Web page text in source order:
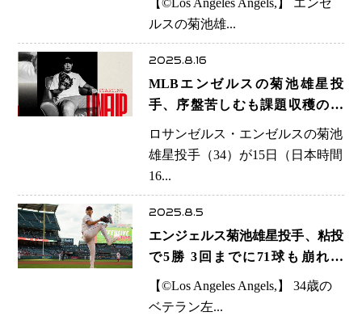
【©️Los Angeles Angels,】 エンゼ
ルスの菊池雄...
2025.8.16
MLBエンゼルスの菊池雄星投
手、序盤苦しむも課題収穫の登
板 次回への修正に意欲
ロサンゼルス・エンゼルスの菊池
雄星投手（34）が15日（日本時間
16...
2025.8.5
エンジェルス菊池雄星投手、粘投
で5勝 3回までに71球も崩れず
「ゼロで抑えることが大事」
【©️Los Angeles Angels,】 34歳の
ベテラン左...